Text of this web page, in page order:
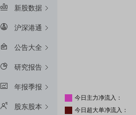
新股数据
沪深港通
公告大全
研究报告
年报季报
股东股本
今日主力净流入：
今日超大单净流入：